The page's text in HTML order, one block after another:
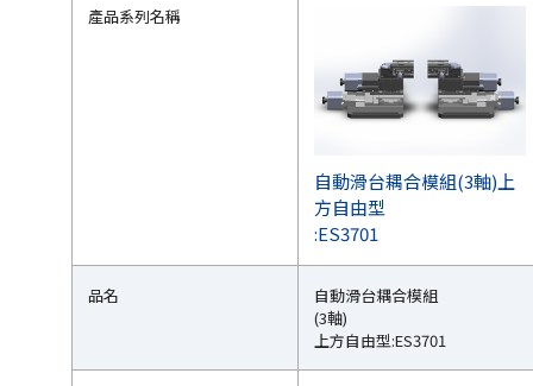
產品系列名稱
自動滑台耦合模組(3軸)上
方自由型
:ES3701
品名
自動滑台耦合模組
(3軸)
上方自由型:ES3701